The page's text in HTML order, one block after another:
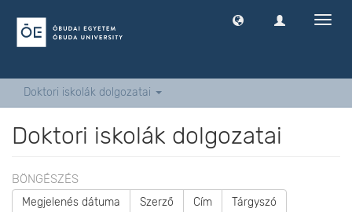
Doktori iskolák dolgozatai
Doktori iskolák dolgozatai
BÖNGÉSZÉS
Megjelenés dátuma Szerző Cím Tárgyszó